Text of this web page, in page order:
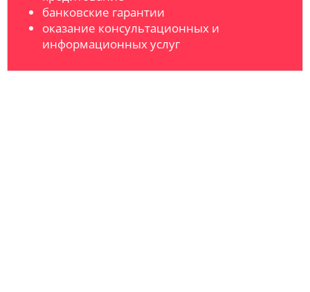
банковские гарантии
оказание консультационных и
информационных услуг